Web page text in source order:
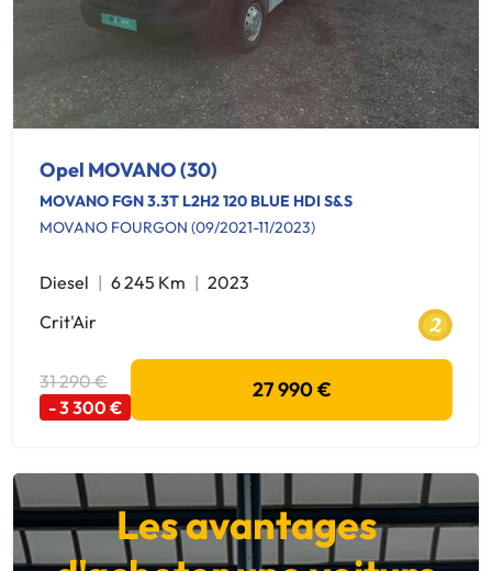
Opel MOVANO (30)
MOVANO FGN 3.3T L2H2 120 BLUE HDI S&S
MOVANO FOURGON (09/2021-11/2023)
Diesel 6 245 Km
2023
Crit'Air
31 290 €
- 3 300 €
27 990 €
Les avantages